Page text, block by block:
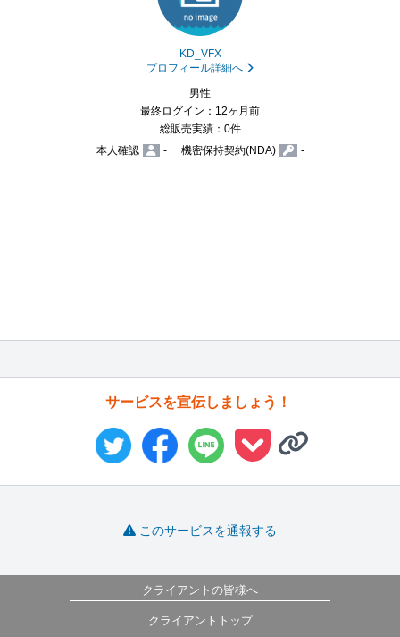
KD_VFX
プロフィール詳細へ
男性
最終ログイン：12ヶ月前
総販売実績：0件
本人確認
- 機密保持契約(NDA) -
サービスを宣伝しましょう！
このサービスを通報する
クライアントの皆様へ
クライアントトップ